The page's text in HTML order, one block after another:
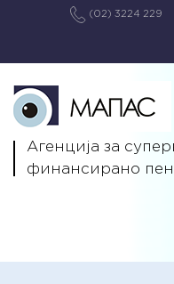
(02) 3224 229
Агенција за
финансирано